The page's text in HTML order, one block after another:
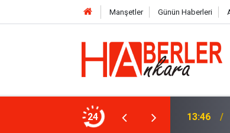
Manşetler Günün Haberleri
24
85 Bin TL Promosyon Ödemesi Tek
13:46